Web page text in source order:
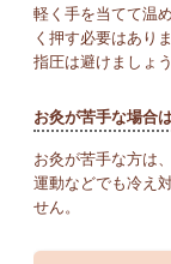
軽く手を当てて温
く押す必要はあり
指圧は避けましょう
お灸が苦手な場合
お灸が苦手な方は
運動などでも冷え
せん。